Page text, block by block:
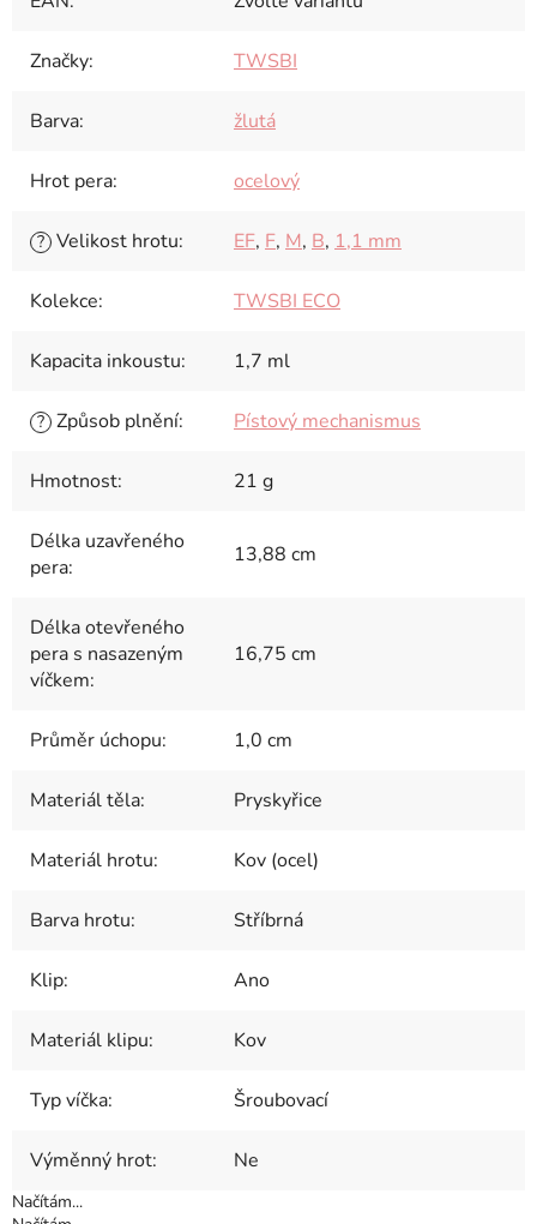
Značky: TWSBI
Barva: žlutá
Hrot pera: ocelový
? Velikost hrotu: EF, F, M, B, 1,1 mm
Kolekce: TWSBI ECO
Kapacita inkoustu: 1,7 ml
? Způsob plnění: Pístový mechanismus
Hmotnost: 21 g
Délka uzavřeného
pera: 13,88 cm
Délka otevřeného
pera s nasazeným
víčkem:
16,75 cm
Průměr úchopu: 1,0 cm
Materiál těla: Pryskyřice
Materiál hrotu: Kov (ocel)
Barva hrotu: Stříbrná
Klip: Ano
Materiál klipu: Kov
Typ víčka: Šroubovací
Výměnný hrot: Ne
Načítám...